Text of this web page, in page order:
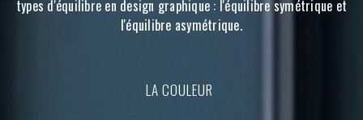
types d'équilibre en design graphique : l'équilibre symétrique et
l'équilibre asymétrique.
LA COULEUR